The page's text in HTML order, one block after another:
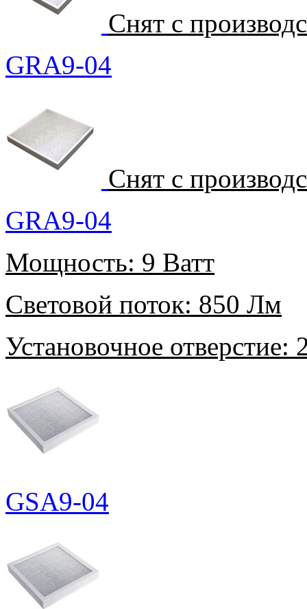
Снят с
GRA9-04
Снят с
GRA9-04
Мощность: 9 Ватт
Световой поток: 850 Лм
Установочное отверстие:
GSA9-04